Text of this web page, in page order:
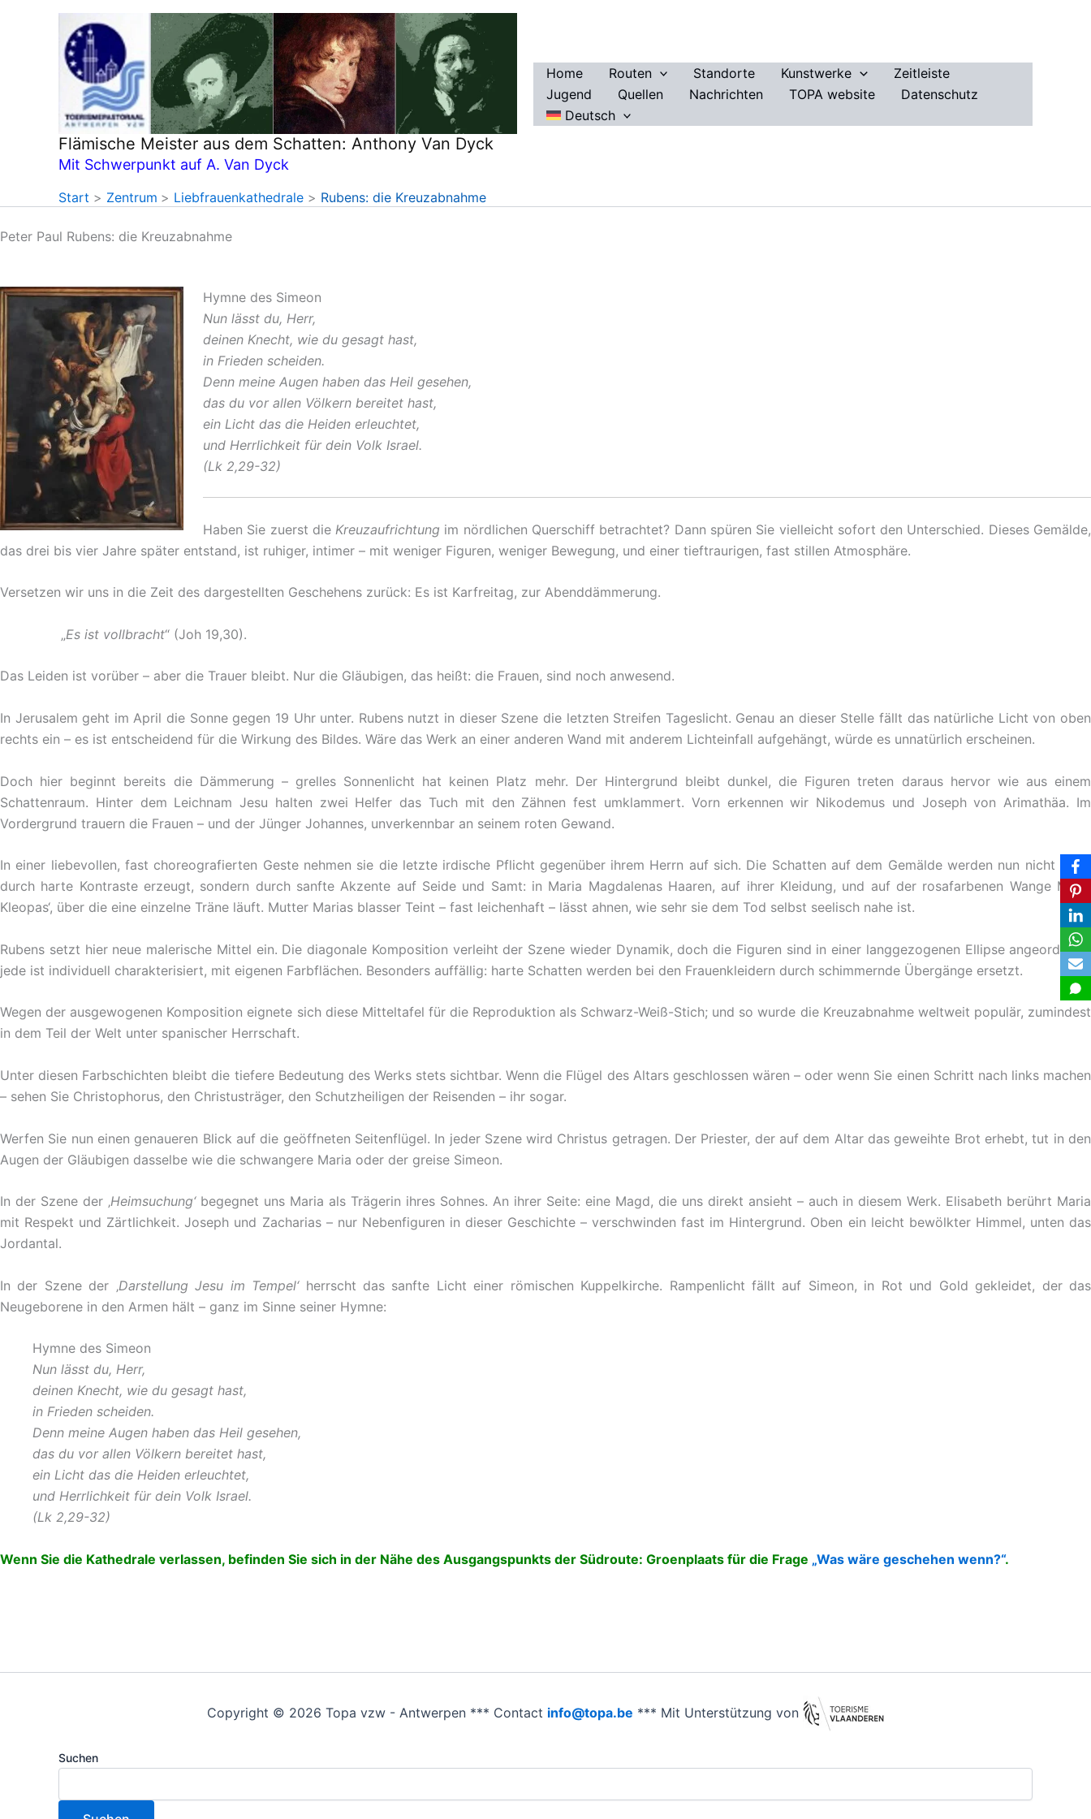
Flämische Meister aus dem Schatten: Anthony Van Dyck
Mit Schwerpunkt auf A. Van Dyck
Home Routen Standorte Kunstwerke
Zeitleiste
Jugend
Quellen Nachrichten TOPA website
Datenschutz
Deutsch
Start Zentrum Liebfrauenkathedrale Rubens: die Kreuzabnahme
Peter Paul Rubens: die Kreuzabnahme
Hymne des Simeon
Nun lässt du, Herr,
deinen Knecht, wie du gesagt hast,
in Frieden scheiden.
Denn meine Augen haben das Heil gesehen,
das du vor allen Völkern bereitet hast,
ein Licht das die Heiden erleuchtet,
und Herrlichkeit für dein Volk Israel.
(Lk 2,29-32)
Haben Sie zuerst die Kreuzaufrichtung im nördlichen Querschiff betrachtet? Dann spüren Sie vielleicht sofort den Unterschied. Dieses Gemälde,
das drei bis vier Jahre später entstand, ist ruhiger, intimer – mit weniger Figuren, weniger Bewegung, und einer tieftraurigen, fast stillen Atmosphäre.
Versetzen wir uns in die Zeit des dargestellten Geschehens zurück: Es ist Karfreitag, zur Abenddämmerung.
„Es ist vollbracht“ (Joh 19,30).
Das Leiden ist vorüber – aber die Trauer bleibt. Nur die Gläubigen, das heißt: die Frauen, sind noch anwesend.
In Jerusalem geht im April die Sonne gegen 19 Uhr unter. Rubens nutzt in dieser Szene die letzten Streifen Tageslicht. Genau an dieser Stelle fällt das natürliche Licht von oben
rechts ein – es ist entscheidend für die Wirkung des Bildes. Wäre das Werk an einer anderen Wand mit anderem Lichteinfall aufgehängt, würde es unnatürlich erscheinen.
Doch hier beginnt bereits die Dämmerung – grelles Sonnenlicht hat keinen Platz mehr. Der Hintergrund bleibt dunkel, die Figuren treten daraus hervor wie aus einem
Schattenraum. Hinter dem Leichnam Jesu halten zwei Helfer das Tuch mit den Zähnen fest umklammert. Vorn erkennen wir Nikodemus und Joseph von Arimathäa. Im
Vordergrund trauern die Frauen – und der Jünger Johannes, unverkennbar an seinem roten Gewand.
In einer liebevollen, fast choreografierten Geste nehmen sie die letzte irdische Pflicht gegenüber ihrem Herrn auf sich. Die Schatten auf dem Gemälde werden nun nicht mehr
durch harte Kontraste erzeugt, sondern durch sanfte Akzente auf Seide und Samt: in Maria Magdalenas Haaren, auf ihrer Kleidung, und auf der rosafarbenen Wange Maria
Kleopas‘, über die eine einzelne Träne läuft. Mutter Marias blasser Teint – fast leichenhaft – lässt ahnen, wie sehr sie dem Tod selbst seelisch nahe ist.
Rubens setzt hier neue malerische Mittel ein. Die diagonale Komposition verleiht der Szene wieder Dynamik, doch die Figuren sind in einer langgezogenen Ellipse angeordnet –
jede ist individuell charakterisiert, mit eigenen Farbflächen. Besonders auffällig: harte Schatten werden bei den Frauenkleidern durch schimmernde Übergänge ersetzt.
Wegen der ausgewogenen Komposition eignete sich diese Mitteltafel für die Reproduktion als Schwarz-Weiß-Stich; und so wurde die Kreuzabnahme weltweit populär, zumindest
in dem Teil der Welt unter spanischer Herrschaft.
Unter diesen Farbschichten bleibt die tiefere Bedeutung des Werks stets sichtbar. Wenn die Flügel des Altars geschlossen wären – oder wenn Sie einen Schritt nach links machen
– sehen Sie Christophorus, den Christusträger, den Schutzheiligen der Reisenden – ihr sogar.
Werfen Sie nun einen genaueren Blick auf die geöffneten Seitenflügel. In jeder Szene wird Christus getragen. Der Priester, der auf dem Altar das geweihte Brot erhebt, tut in den
Augen der Gläubigen dasselbe wie die schwangere Maria oder der greise Simeon.
In der Szene der ‚Heimsuchung‘begegnet uns Maria als Trägerin ihres Sohnes. An ihrer Seite: eine Magd, die uns direkt ansieht – auch in diesem Werk. Elisabeth berührt Maria
mit Respekt und Zärtlichkeit. Joseph und Zacharias – nur Nebenfiguren in dieser Geschichte – verschwinden fast im Hintergrund. Oben ein leicht bewölkter Himmel, unten das
Jordantal.
In der Szene der ‚Darstellung Jesu im Tempel‘herrscht das sanfte Licht einer römischen Kuppelkirche. Rampenlicht fällt auf Simeon, in Rot und Gold gekleidet, der das
Neugeborene in den Armen hält – ganz im Sinne seiner Hymne:
Hymne des Simeon
Nun lässt du, Herr,
deinen Knecht, wie du gesagt hast,
in Frieden scheiden.
Denn meine Augen haben das Heil gesehen,
das du vor allen Völkern bereitet hast,
ein Licht das die Heiden erleuchtet,
und Herrlichkeit für dein Volk Israel.
(Lk 2,29-32)
Wenn Sie die Kathedrale verlassen, befinden Sie sich in der Nähe des Ausgangspunkts der Südroute: Groenplaats für die Frage „Was wäre geschehen wenn?“.
Copyright © 2026 Topa vzw - Antwerpen *** Contact info@topa.be *** Mit Unterstützung von
Suchen